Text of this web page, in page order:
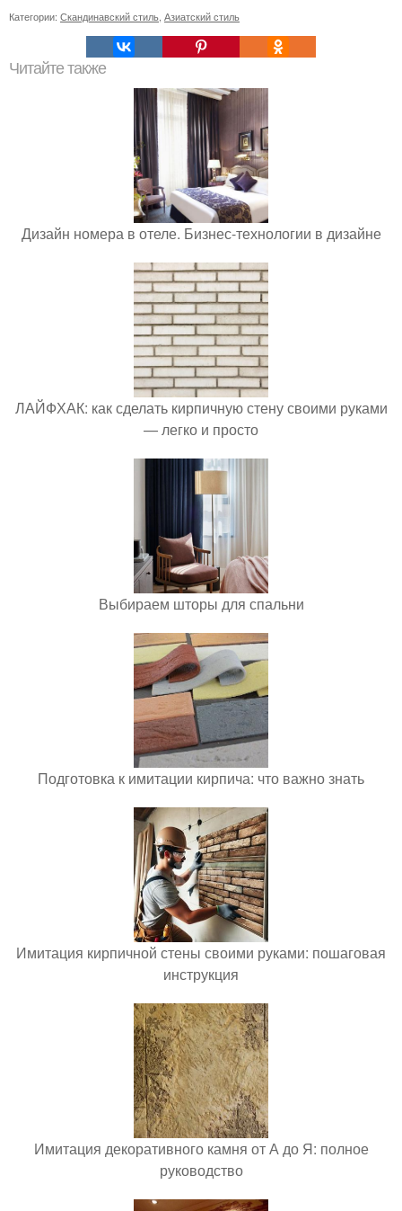
Категории: Скандинавский стиль, Азиатский стиль
Читайте также
Дизайн номера в отеле. Бизнес-технологии в дизайне
ЛАЙФХАК: как сделать кирпичную стену своими руками
— легко и просто
Выбираем шторы для спальни
Подготовка к имитации кирпича: что важно знать
Имитация кирпичной стены своими руками: пошаговая
инструкция
Имитация декоративного камня от А до Я: полное
руководство